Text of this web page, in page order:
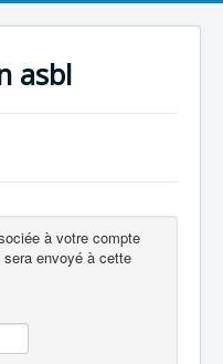
asbl
à votre compte
envoyé à cette